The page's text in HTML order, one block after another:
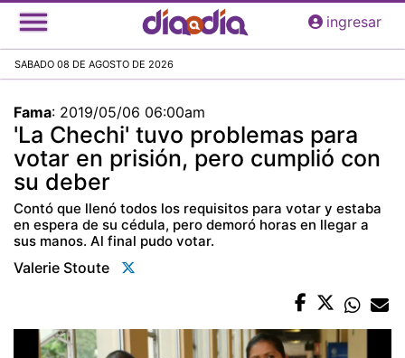
Pasar
al
principal
ingresar
SABADO 08 DE AGOSTO DE 2026
Fama: 2019/05/06 06:00am
'La Chechi' tuvo problemas para
votar en prisión, pero cumplió con
su deber
Contó que llenó todos los requisitos para votar y estaba
en espera de su cédula, pero demoró horas en llegar a
sus manos. Al final pudo votar.
Valerie Stoute